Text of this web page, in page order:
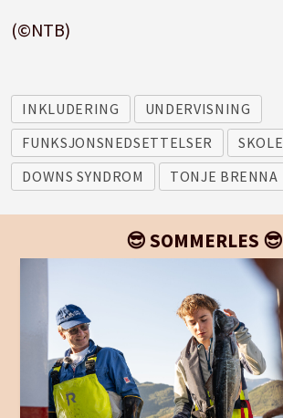
(©NTB)
INKLUDERING
UNDERVISNING
FUNKSJONSNEDSETTELSER
SKOLE
DOWNS SYNDROM
TONJE BRENNA
😎 SOMMERLES 😎